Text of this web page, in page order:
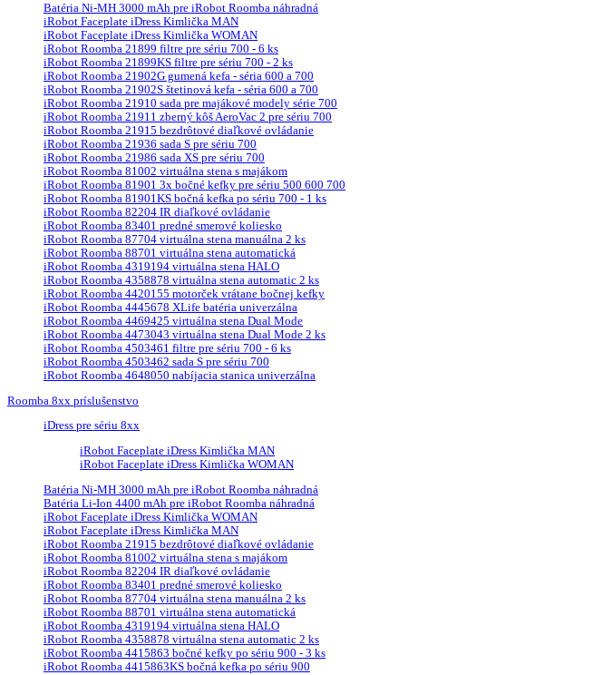
Batéria Ni-MH 3000 mAh pre iRobot Roomba náhradná
iRobot Faceplate iDress Kimlička MAN
iRobot Faceplate iDress Kimlička WOMAN
iRobot Roomba 21899 filtre pre sériu 700 - 6 ks
iRobot Roomba 21899KS filtre pre sériu 700 - 2 ks
iRobot Roomba 21902G gumená kefa - séria 600 a 700
iRobot Roomba 21902S štetinová kefa - séria 600 a 700
iRobot Roomba 21910 sada pre majákové modely série 700
iRobot Roomba 21911 zberný kôš AeroVac 2 pre sériu 700
iRobot Roomba 21915 bezdrôtové diaľkové ovládanie
iRobot Roomba 21936 sada S pre sériu 700
iRobot Roomba 21986 sada XS pre sériu 700
iRobot Roomba 81002 virtuálna stena s majákom
iRobot Roomba 81901 3x bočné kefky pre sériu 500 600 700
iRobot Roomba 81901KS bočná kefka po sériu 700 - 1 ks
iRobot Roomba 82204 IR diaľkové ovládanie
iRobot Roomba 83401 predné smerové koliesko
iRobot Roomba 87704 virtuálna stena manuálna 2 ks
iRobot Roomba 88701 virtuálna stena automatická
iRobot Roomba 4319194 virtuálna stena HALO
iRobot Roomba 4358878 virtuálna stena automatic 2 ks
iRobot Roomba 4420155 motorček vrátane bočnej kefky
iRobot Roomba 4445678 XLife batéria univerzálna
iRobot Roomba 4469425 virtuálna stena Dual Mode
iRobot Roomba 4473043 virtuálna stena Dual Mode 2 ks
iRobot Roomba 4503461 filtre pre sériu 700 - 6 ks
iRobot Roomba 4503462 sada S pre sériu 700
iRobot Roomba 4648050 nabíjacia stanica univerzálna
Roomba 8xx príslušenstvo
iDress pre sériu 8xx
iRobot Faceplate iDress Kimlička MAN
iRobot Faceplate iDress Kimlička WOMAN
Batéria Ni-MH 3000 mAh pre iRobot Roomba náhradná
Batéria Li-Ion 4400 mAh pre iRobot Roomba náhradná
iRobot Faceplate iDress Kimlička WOMAN
iRobot Faceplate iDress Kimlička MAN
iRobot Roomba 21915 bezdrôtové diaľkové ovládanie
iRobot Roomba 81002 virtuálna stena s majákom
iRobot Roomba 82204 IR diaľkové ovládanie
iRobot Roomba 83401 predné smerové koliesko
iRobot Roomba 87704 virtuálna stena manuálna 2 ks
iRobot Roomba 88701 virtuálna stena automatická
iRobot Roomba 4319194 virtuálna stena HALO
iRobot Roomba 4358878 virtuálna stena automatic 2 ks
iRobot Roomba 4415863 bočné kefky po sériu 900 - 3 ks
iRobot Roomba 4415863KS bočná kefka po sériu 900